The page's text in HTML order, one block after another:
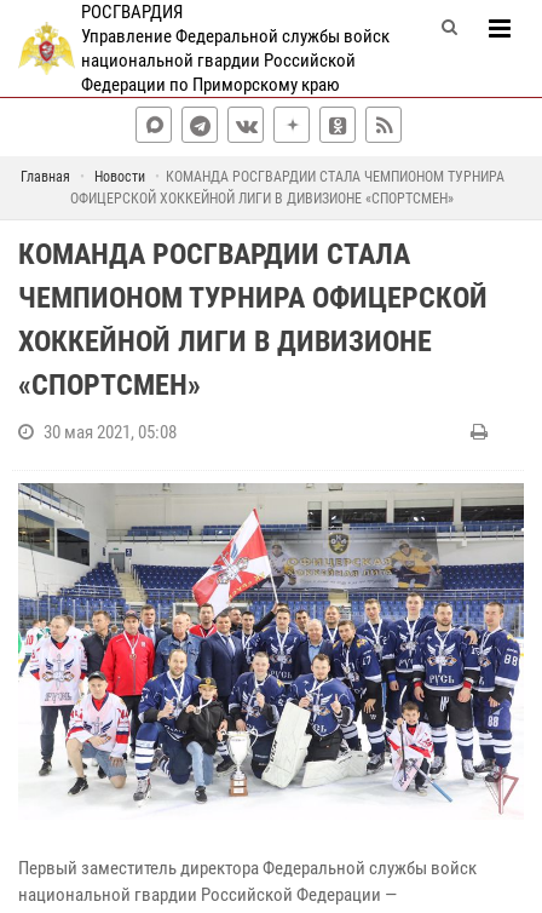
РОСГВАРДИЯ
Управление Федеральной службы войск
национальной гвардии Российской
Федерации по Приморскому краю
Главная Новости
КОМАНДА РОСГВАРДИИ СТАЛА ЧЕМПИОНОМ ТУРНИРА
ОФИЦЕРСКОЙ ХОККЕЙНОЙ ЛИГИ В ДИВИЗИОНЕ «СПОРТСМЕН»
КОМАНДА РОСГВАРДИИ СТАЛА
ЧЕМПИОНОМ ТУРНИРА ОФИЦЕРСКОЙ
ХОККЕЙНОЙ ЛИГИ В ДИВИЗИОНЕ
«СПОРТСМЕН»
30 мая 2021, 05:08
Первый заместитель директора Федеральной службы войск
национальной гвардии Российской Федерации —